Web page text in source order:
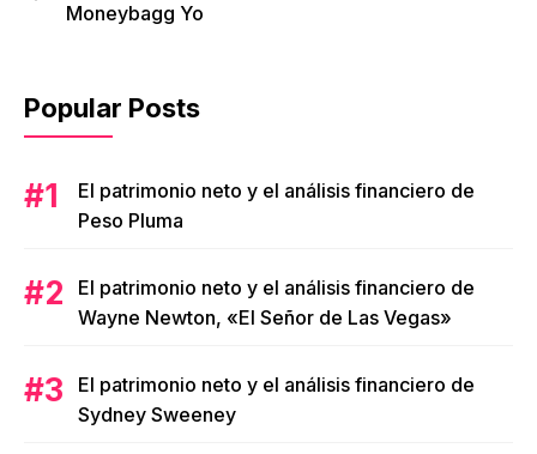
Moneybagg Yo
Popular Posts
El patrimonio neto y el análisis financiero de
Peso Pluma
El patrimonio neto y el análisis financiero de
Wayne Newton, «El Señor de Las Vegas»
El patrimonio neto y el análisis financiero de
Sydney Sweeney